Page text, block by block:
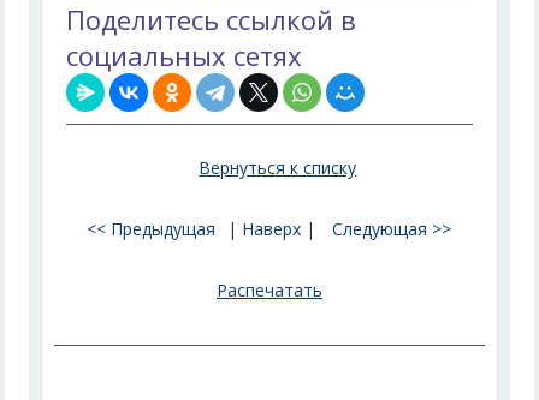
Поделитесь ссылкой в
социальных сетях
Вернуться к списку
<< Предыдущая | Наверх | Следующая >>
Распечатать